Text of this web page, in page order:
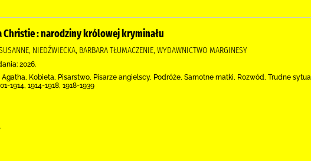
Christie : narodziny królowej kryminału
NIEDŹWIECKA, BARBARA TŁUMACZENIE, WYDAWNICTWO MARGINESY
2026.
Agatha, Kobieta, Pisarstwo, Pisarze angielscy, Podróże, Samotne matki, Rozwód, Trudne
1914, 1914-1918, 1918-1939